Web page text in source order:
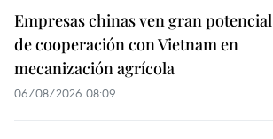
Empresas chinas ven gran potencial
de cooperación con Vietnam en
mecanización agrícola
06/08/2026 08:09